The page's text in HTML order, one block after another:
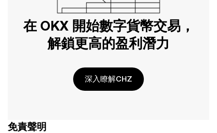
在 OKX 開始數字貨幣交易，
解鎖更高的盈利潛力
深入瞭解CHZ
免責聲明